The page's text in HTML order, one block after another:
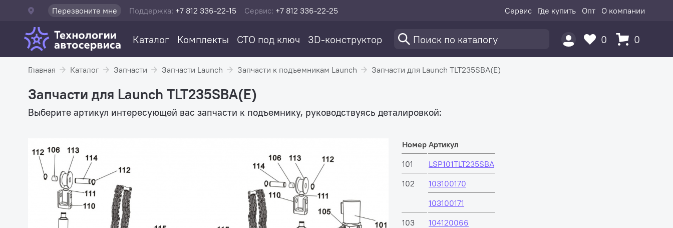
Перезвоните мне Поддержка: +7 812 336-22-15 Сервис: +7 812 336-22-25 Сервис Где купить Опт О компании
Каталог Комплекты СТО под ключ 3D-конструктор 0 0
Главная Каталог Запчасти Запчасти Launch Запчасти к подъемникам Launch Запчасти для Launch TLT235SBA(E)
Запчасти для Launch TLT235SBA(E)
Выберите артикул интересующей вас запчасти к подъемнику, руководствуясь деталировкой:
Номер Артикул
101
LSP101TLT235SBA
102
103100170
103100171
103
104120066